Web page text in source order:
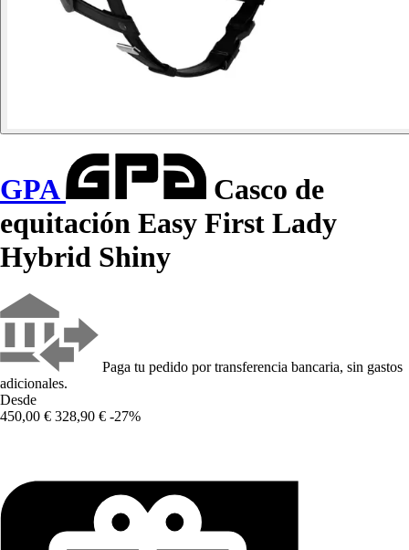
GPA
Casco de
equitación Easy First Lady
Hybrid Shiny
Paga tu pedido por transferencia bancaria, sin gastos
adicionales.
Desde
450,00 € 328,90 € -27%